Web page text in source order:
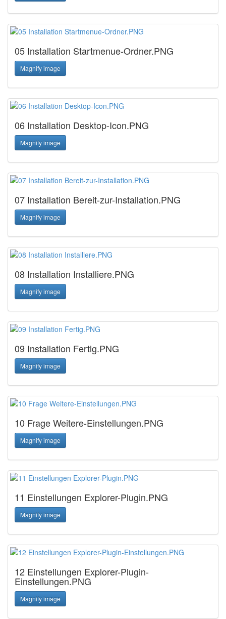
05 Installation Startmenue-Ordner.PNG
Magnify image
06 Installation Desktop-Icon.PNG
Magnify image
07 Installation Bereit-zur-Installation.PNG
Magnify image
08 Installation Installiere.PNG
Magnify image
09 Installation Fertig.PNG
Magnify image
10 Frage Weitere-Einstellungen.PNG
Magnify image
11 Einstellungen Explorer-Plugin.PNG
Magnify image
12 Einstellungen Explorer-Plugin-
Einstellungen.PNG
Magnify image